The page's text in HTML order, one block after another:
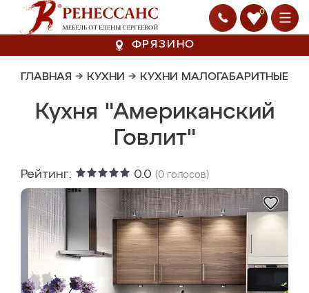
0
ФРЯЗИНО
ГЛАВНАЯ → КУХНИ → КУХНИ МАЛОГАБАРИТНЫЕ
Кухня "Американский
Говлит"
Рейтинг: 0.0 (0 голосов)